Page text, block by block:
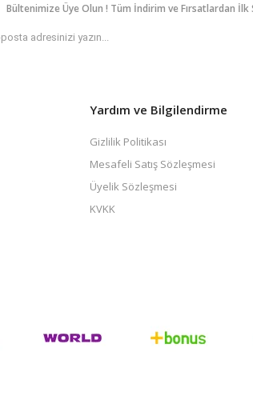
Bültenimize Üye Olun ! Tüm İndirim ve Fırsatlardan İlk
Yardım ve Bilgilendirme
Gizlilik Politikası
Mesafeli Satış Sözleşmesi
Üyelik Sözleşmesi
KVKK